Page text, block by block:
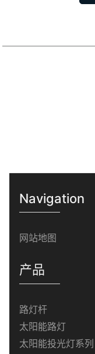
Navigation
网站地图
产品
路灯杆
太阳能路灯
太阳能投光灯系列